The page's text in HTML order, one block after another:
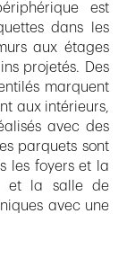
est
dans les
aux étages
projetés. Des
marquent
aux intérieurs,
avec des
parquets sont
les foyers et la
et la salle de
avec une